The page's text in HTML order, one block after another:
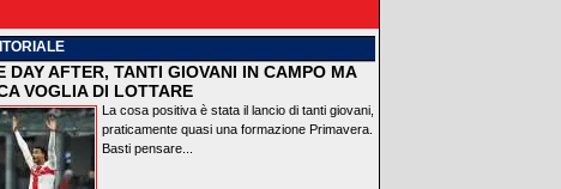
DAY AFTER, TANTI GIOVANI IN CAMPO MA
VOGLIA DI LOTTARE
La cosa positiva è stata il lancio di tanti giovani,
praticamente quasi una formazione Primavera.
Basti pensare...